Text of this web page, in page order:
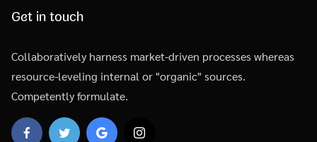
Get in touch
Collaboratively harness market-driven processes whereas
resource-leveling internal or "organic" sources.
Competently formulate.